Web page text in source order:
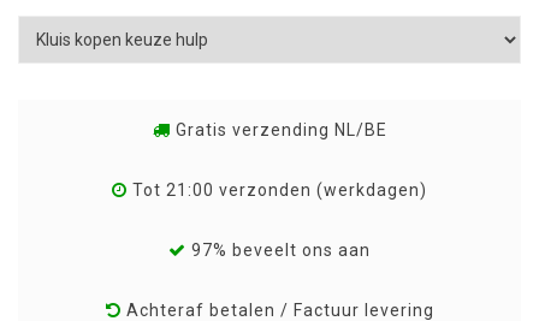
Gratis verzending NL/BE
Tot 21:00 verzonden (werkdagen)
97% beveelt ons aan
Achteraf betalen / Factuur levering